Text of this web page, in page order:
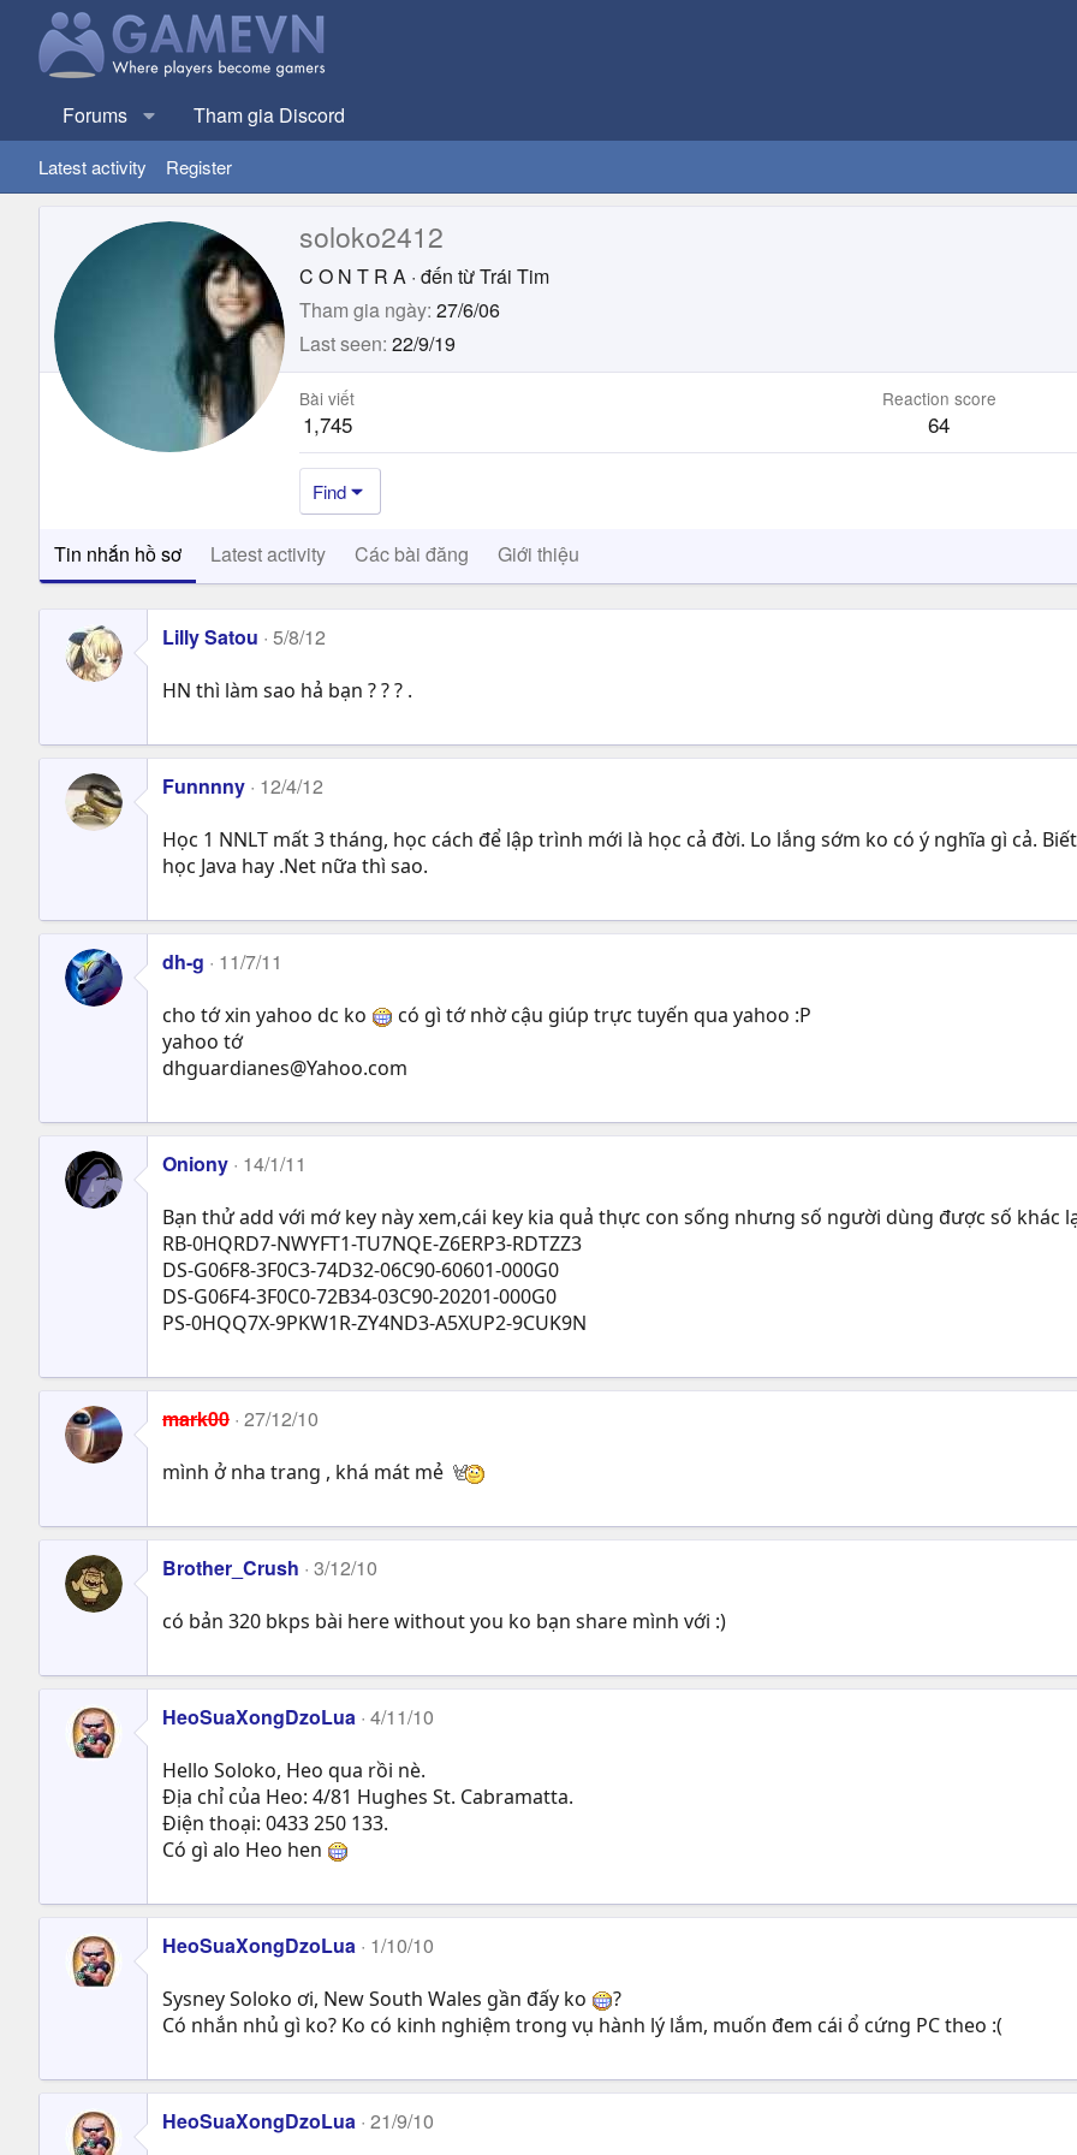
Forums Tham gia Discord
Latest activity Register
soloko2412
C O N T R A · đến từTrái Tim
Tham gia ngày 27/6/06
Last seen 22/9/19
Bài viết
1,745
Reaction score
64
Find
Tin nhắn hồ sơ Latest activity Các bài đăng Giới thiệu
Lilly Satou 5/8/12
HN thì làm sao hả bạn ? ? ? .
Funnnny 12/4/12
Học 1 NNLT mất 3 tháng, học cách để lập trình mới là học cả đời. Lo lắng sớm ko có ý nghĩa gì cả.
học Java hay .Net nữa thì sao.
dh-g 11/7/11
cho tớ xin yahoo dc ko
có gì tớ nhờ cậu giúp trực tuyến qua yahoo :P
yahoo tớ
dhguardianes@Yahoo.com
Oniony 14/1/11
Bạn thử add với mớ key này xem,cái key kia quả thực con sống nhưng số người dùng được số khác
RB-0HQRD7-NWYFT1-TU7NQE-Z6ERP3-RDTZZ3
DS-G06F8-3F0C3-74D32-06C90-60601-000G0
DS-G06F4-3F0C0-72B34-03C90-20201-000G0
PS-0HQQ7X-9PKW1R-ZY4ND3-A5XUP2-9CUK9N
mark00 27/12/10
mình ở nha trang , khá mát mẻ
Brother_Crush 3/12/10
có bản 320 bkps bài here without you ko bạn share mình với :)
HeoSuaXongDzoLua 4/11/10
Hello Soloko, Heo qua rồi nè.
Địa chỉ của Heo: 4/81 Hughes St. Cabramatta.
Điện thoại: 0433 250 133.
Có gì alo Heo hen
HeoSuaXongDzoLua 1/10/10
Sysney Soloko ơi, New South Wales gần đấy ko
?
Có nhắn nhủ gì ko? Ko có kinh nghiệm trong vụ hành lý lắm, muốn đem cái ổ cứng PC theo :(
HeoSuaXongDzoLua 21/9/10